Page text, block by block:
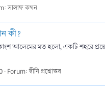
সালাফ কথন
কী?
আলেমের মত হলো, একটি শহরে
Forum:দ্বীনি প্রশ্নোত্তর